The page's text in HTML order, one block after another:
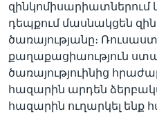
զինկոմիսարիատներում
դեպքում մասնակցեն
ծառայությանը։
քաղաքացիաություն
ծառայություինից
հազարին արդեն
հազարին ուղարկել